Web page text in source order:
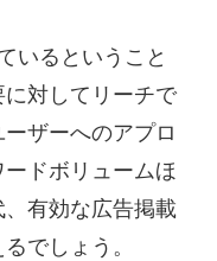
いるということ
対してリーチで
ザーへのアプロ
ドボリュームほ
有効な広告掲載
でしょう。